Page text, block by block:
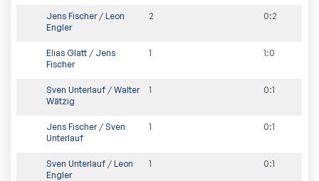
Jens Fischer/ Leon
Engler
2 0:2
Elias Glatt / Jens
Fischer
1 1:0
Sven Unterlauf / Walter
Wätzig
1 0:1
Jens Fischer/ Sven
Unterlauf
1 0:1
Sven Unterlauf / Leon
Engler
1 0:1